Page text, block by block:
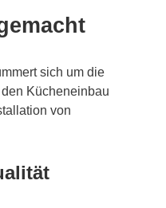
sich um die
Kücheneinbau
von